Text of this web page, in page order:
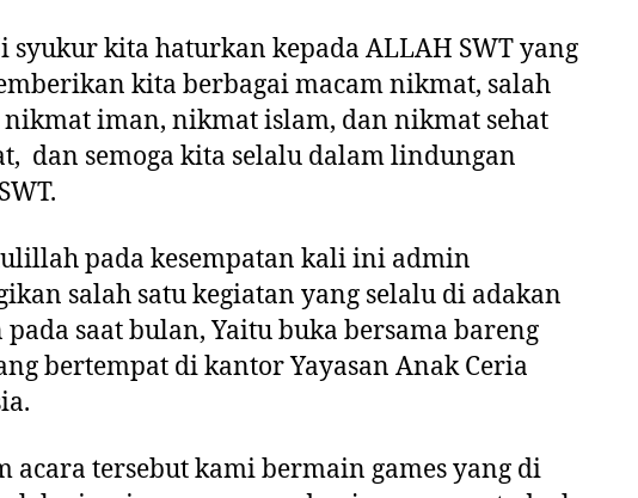
syukur kita haturkan kepada ALLAH SWT yang
kita berbagai macam nikmat, salah
nikmat iman, nikmat islam, dan nikmat sehat
dan semoga kita selalu dalam lindungan
pada kesempatan kali ini admin
salah satu kegiatan yang selalu di adakan
pada saat bulan, Yaitu buka bersama bareng
bertempat di kantor Yayasan Anak Ceria
acara tersebut kami bermain games yang di